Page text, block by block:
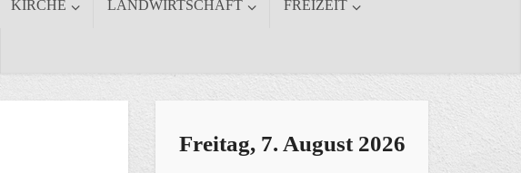
KIRCHE LANDWIRTSCHAFT FREIZEIT
Freitag, 7. August 2026